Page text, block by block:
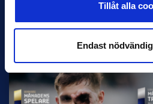
Tillåt alla
Endast